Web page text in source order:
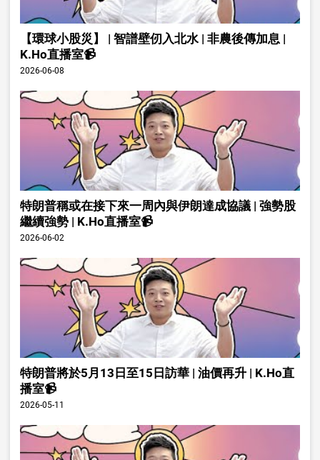
【環球小股災】 | 智譜壁仞入北水 | 非農後傳加息 |
K.Ho直播室📹
2026-06-08
特朗普稱或在接下來一周內與伊朗達成協議 | 強勢股
繼續強勢 | K.Ho直播室📹
2026-06-02
特朗普將於5月13日至15日訪華 | 油價再升 | K.Ho直
播室📹
2026-05-11